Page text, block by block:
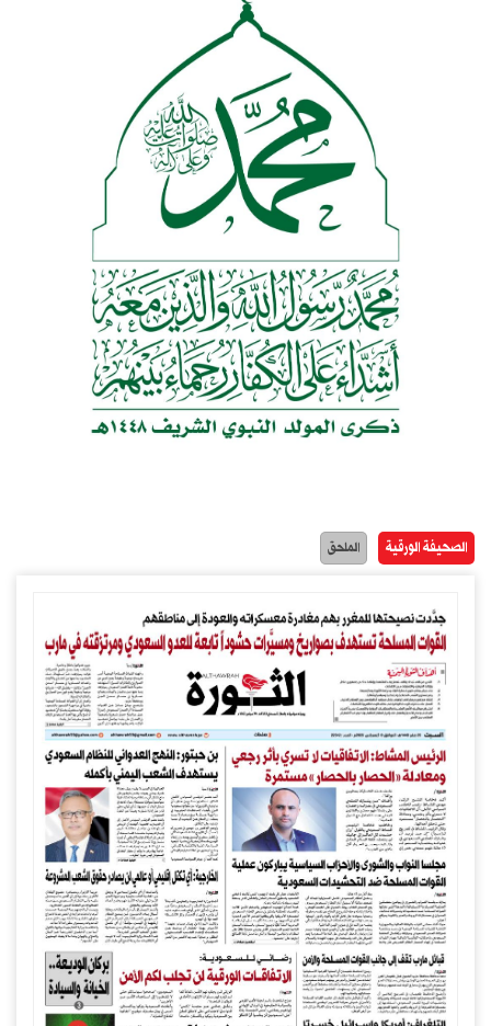
الصحيفة الورقية الملحق